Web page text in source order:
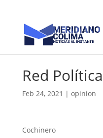
Red Política
Feb 24, 2021 | opinion
Cochinero